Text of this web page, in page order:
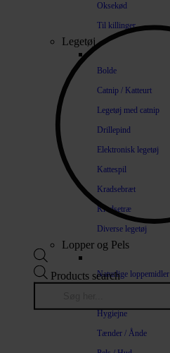
Oksekød
Til killinger
Legetøj
Bolde
Catnip / Katteurt
Legetøj med catnip
Drillepind
Elektronisk legetøj
Kattespil
Kradsebræt
Kradsetræ
Diverse legetøj
Lopper og Pels
Naturlige loppemidler
Hygiejne
Tænder / Ånde
Products search